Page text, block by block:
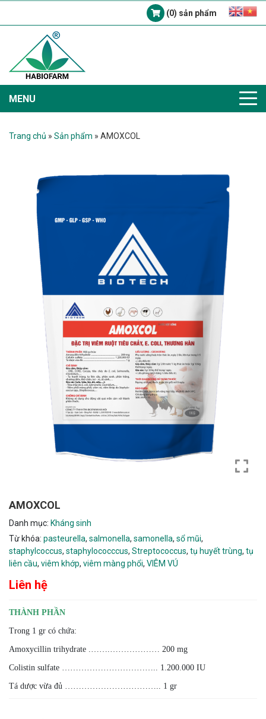
(0) sản phẩm
MENU
Trang chủ » Sản phẩm » AMOXCOL
AMOXCOL
Danh mục: Kháng sinh
Từ khóa: pasteurella, salmonella, samonella, sổ mũi,
staphylcoccus, staphylococccus, Streptococcus, tụ huyết trùng, tụ
liên cầu, viêm khớp, viêm màng phổi, VIÊM VÚ
Liên hệ
THÀNH PHẦN
Trong 1 gr có chứa:
Amoxycillin trihydrate .…….……………… 200 mg
Colistin sulfate …………………………….. 1.200.000 IU
Tá dược vừa đủ …………………………….. 1 gr